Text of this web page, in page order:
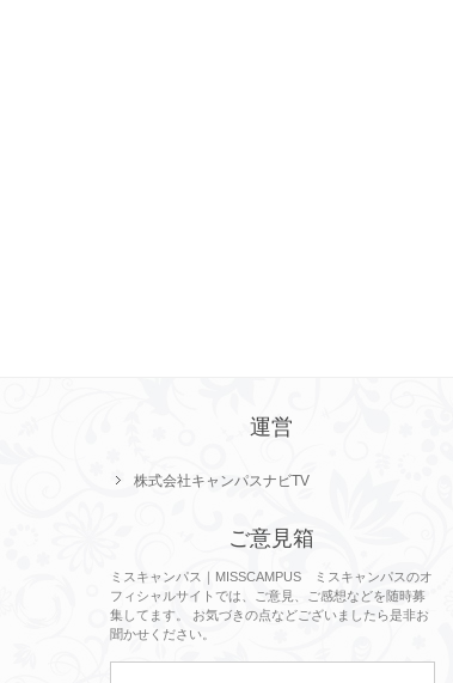
運営
株式会社キャンパスナビTV
ご意見箱
ミスキャンパス｜MISSCAMPUS ミスキャンパスのオ
フィシャルサイトでは、ご意見、ご感想などを随時募
集してます。 お気づきの点などございましたら是非お
聞かせください。